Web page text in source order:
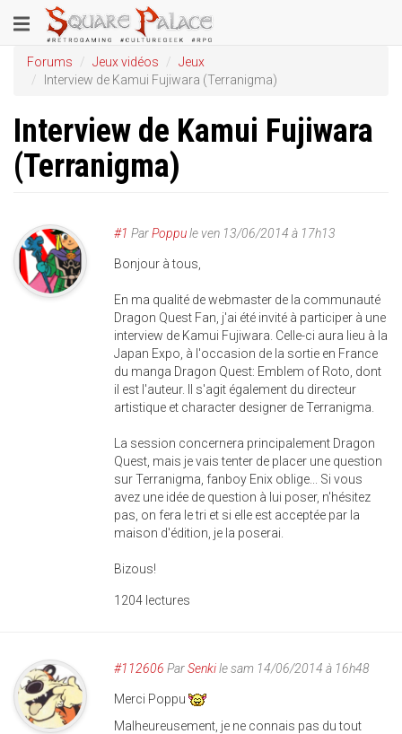
au
contenu
principal
Toggle
navigation
Forums Jeux vidéos
Jeux
Interview de Kamui Fujiwara (Terranigma)
Interview de Kamui Fujiwara
(Terranigma)
#1 ParPoppule ven 13/06/2014 à 17h13
Bonjour à tous,
En ma qualité de webmaster de la communauté
Dragon Quest Fan, j'ai été invité à participer à une
interview de Kamui Fujiwara. Celle-ci aura lieu à la
Japan Expo, à l'occasion de la sortie en France
du manga Dragon Quest: Emblem of Roto, dont
il est l'auteur. Il s'agit également du directeur
artistique et character designer de Terranigma.
La session concernera principalement Dragon
Quest, mais je vais tenter de placer une question
sur Terranigma, fanboy Enix oblige... Si vous
avez une idée de question à lui poser, n'hésitez
pas, on fera le tri et si elle est acceptée par la
maison d'édition, je la poserai.
Bizous!
1204 lectures
#112606 ParSenkile sam 14/06/2014 à 16h48
Merci Poppu
Malheureusement, je ne connais pas du tout